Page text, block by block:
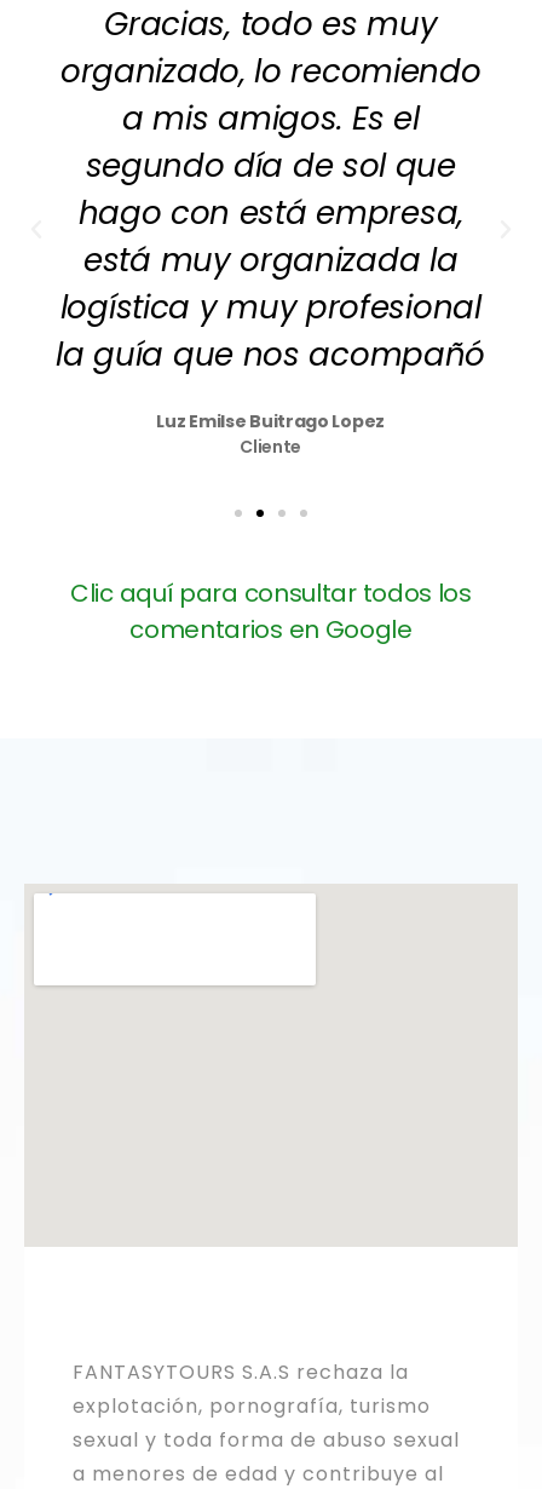
Gracias, todo es muy
organizado, lo recomiendo
a mis amigos. Es el
segundo día de sol que
hago con está empresa,
está muy organizada la
logística y muy profesional
la guía que nos acompañó
Luz Emilse Buitrago Lopez
Cliente
Clic aquí para consultar todos los
comentarios en Google
FANTASYTOURS S.A.S rechaza la
explotación, pornografía, turismo
sexual y toda forma de abuso sexual
a menores de edad y contribuye al